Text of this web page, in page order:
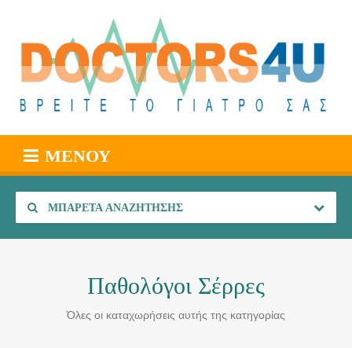
ΜΕΝΟΎ
ΜΠΑΡΈΤΑ ΑΝΑΖΉΤΗΣΗΣ
Παθολόγοι Σέρρες
Όλες οι καταχωρήσεις αυτής της κατηγορίας